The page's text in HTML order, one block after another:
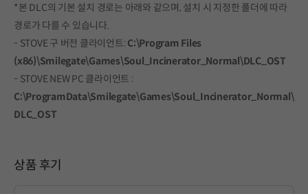
*본 DLC의 기본 설치 경로는 아래와 같으며, 설치 시 지정한 폴더에 따라
경로가 다를 수 있습니다.
- STOVE 구 버전 클라이언트: C:\Program Files
(x86)\Smilegate\Games\Soul_Incinerator_Normal\DLC_OST
- STOVE NEW PC 클라이언트 :
C:\ProgramData\Smilegate\Games\Soul_Incinerator_Normal\
DLC_OST
상품 후기